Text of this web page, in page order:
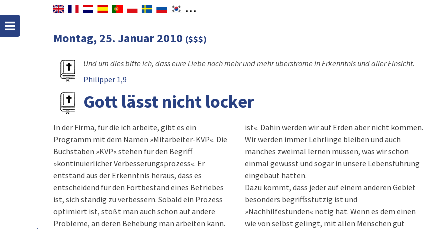
Montag, 25. Januar 2010 ($$$)
Und um dies bitte ich, dass eure Liebe noch mehr und mehr überströme in Erkenntnis und aller Einsicht.
Philipper 1,9
Gott lässt nicht locker
In der Firma, für die ich arbeite, gibt es ein
Programm mit dem Namen »Mitarbeiter-KVP«. Die
Buchstaben »KVP« stehen für den Begriff
»kontinuierlicher Verbesserungsprozess«. Er
entstand aus der Erkenntnis heraus, dass es
entscheidend für den Fortbestand eines Betriebes
ist, sich ständig zu verbessern. Sobald ein Prozess
optimiert ist, stößt man auch schon auf andere
Probleme, an deren Behebung man arbeiten kann.
ist«. Dahin werden wir auf Erden aber nicht kommen.
Wir werden immer Lehrlinge bleiben und auch
manches zweimal lernen müssen, was wir schon
einmal gewusst und sogar in unsere Lebensführung
eingebaut hatten.
Dazu kommt, dass jeder auf einem anderen Gebiet
besonders begriffsstutzig ist und
»Nachhilfestunden« nötig hat. Wenn es dem einen
wie von selbst gelingt, mit allen Menschen gut